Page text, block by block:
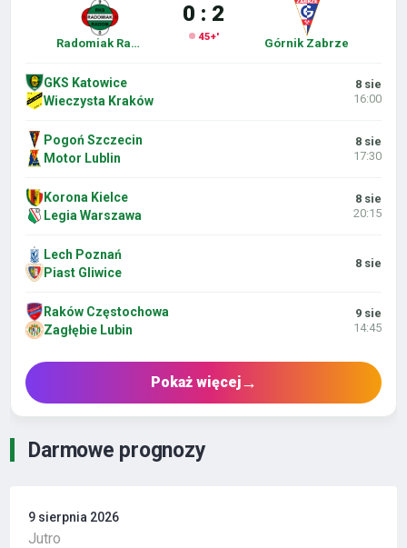
Radomiak Radom
0 : 2
45+' Górnik Zabrze
GKS Katowice
Wieczysta Kraków
8 sie
16:00
Pogoń Szczecin
Motor Lublin
8 sie
17:30
Korona Kielce
Legia Warszawa
8 sie
20:15
Lech Poznań
Piast Gliwice
8 sie
Raków Częstochowa
Zagłębie Lubin
9 sie
14:45
Pokaż więcej→
Darmowe prognozy
9 sierpnia 2026
Jutro